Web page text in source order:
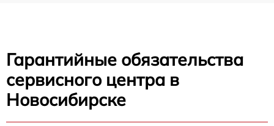
Гарантийные обязательства
сервисного центра в
Новосибирске